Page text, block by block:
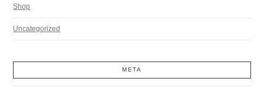
Shop
Uncategorized
META